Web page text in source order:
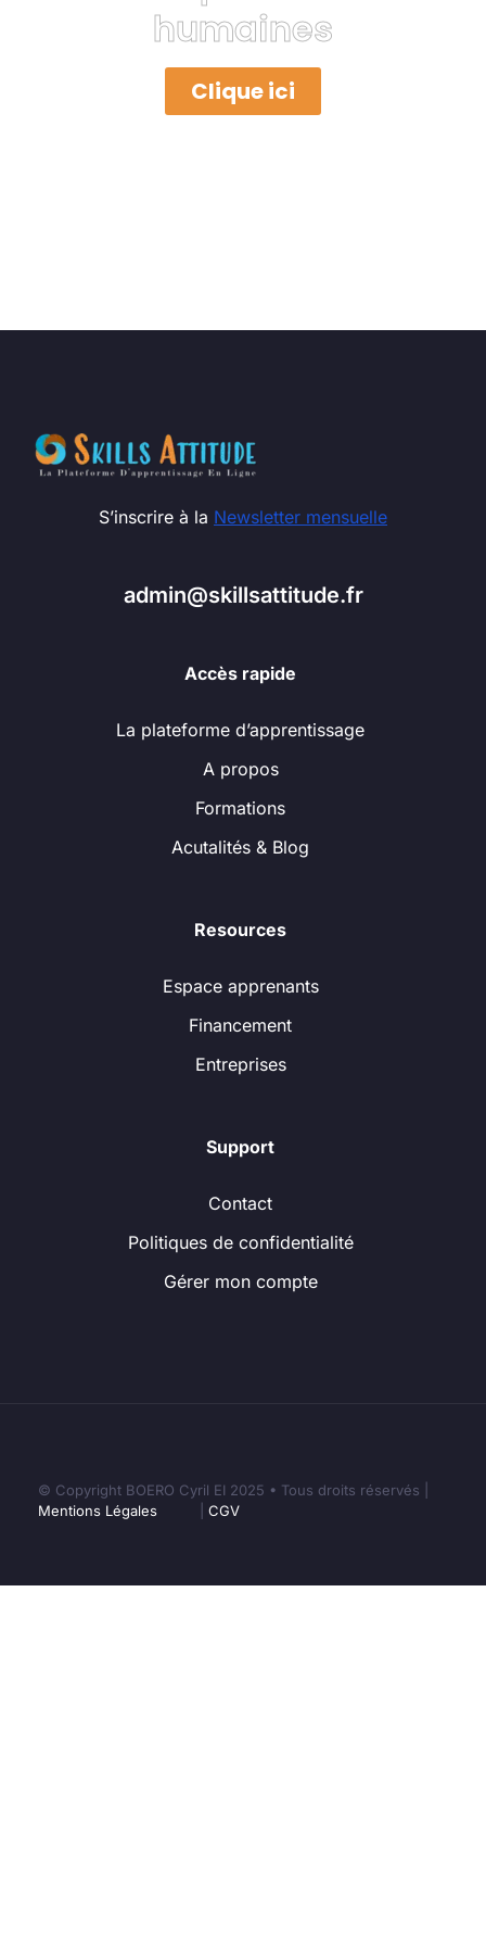
humaines
Clique ici
S’inscrire à la Newsletter mensuelle
admin@skillsattitude.fr
Accès rapide
La plateforme d’apprentissage
A propos
Formations
Acutalités & Blog
Resources
Espace apprenants
Financement
Entreprises
Support
Contact
Politiques de confidentialité
Gérer mon compte
© Copyright BOERO Cyril EI 2025 • Tous droits réservés |
Mentions Légales
CGV